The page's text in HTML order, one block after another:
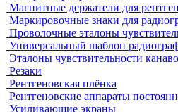
Проявочные машины для
Денситометры
Дозиметры
Импульсные рентгеновские
Комплексы цифровой
Кроулеры
Негатоскопы
Оцифровщики рентгеновских
Плоскопанельные детекторы